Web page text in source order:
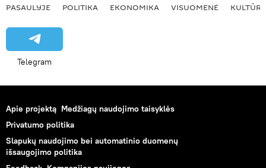
PASAULYJE POLITIKA EKONOMIKA VISUOMENĖ KULTŪRA
Telegram
Apie projektą Medžiagų naudojimo taisyklės
Privatumo politika
Slapukų naudojimo bei automatinio duomenų
išsaugojimo politika